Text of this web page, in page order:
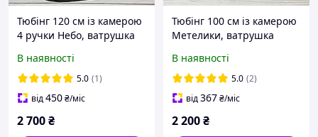
Тюбінг 120 см із камерою
4 ручки Небо, ватрушка
для снігу
В наявності
5.0 (1)
від450₴/міс
2 700₴
Тюбінг 100 см із камерою
Метелики, ватрушка
для снігу
В наявності
5.0 (2)
від367₴/міс
2 200₴